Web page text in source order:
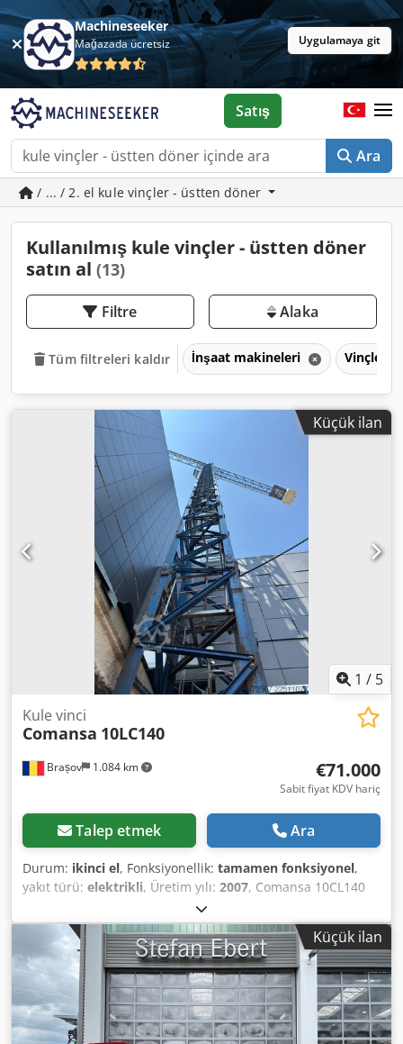
Machineseeker
Mağazada ücretsiz Uygulamaya git
Ara
Satış
/ ... / 2. el kule vinçler - üstten döner
Kullanılmış kule vinçler - üstten döner
satın al (13)
Filtre Alaka
Tüm filtreleri kaldır İnşaat makineleri Vinçler
Küçük ilan
1 / 5
Brașov 1.084 km
Kule vinci
Comansa 10LC140
€71.000
Sabit fiyat KDV hariç
Talep etmek Ara
Durum: ikinci el, Fonksiyonellik: tamamen fonksiyonel,
yakıt türü: elektrikli, Üretim yılı: 2007, Comansa 10CL140
tip düz üst vinç Dcjdozr Utgspfx Ab Aek -Ekim 2026'da
teslimata hazır; şu anda vinç, Romanya'nın Braşov
şehrindeki şantiyede kullanılmaktadır. -Çalışma durumu
çok iyi, tüm periyodik bakımları zamanında yapılmış, çelik
halatı 2025'te değiştirilmiştir. -Üretim yılı 2007 -Kol
uzunluğu 51,6 m -Kule yüksekliği 40,6 m -Maksimum
kaldırma kapasitesi: 17,7 m yarıçapta 4 halatla 8 ton -
Nominal kaldırma kapasitesi: 55 m yarıçapta 2 halatla 2,1
Küçük ilan